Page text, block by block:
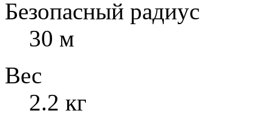
Безопасный радиус
30 м
Вес
2.2 кг